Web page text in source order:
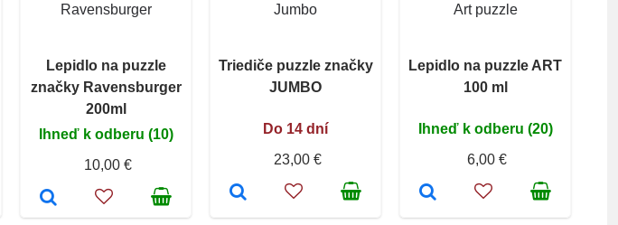
Ravensburger
Lepidlo na puzzle
značky Ravensburger
200ml
Ihneď k odberu (10)
10,00 €
Jumbo
Triediče puzzle značky
JUMBO
Do 14 dní
23,00 €
Art puzzle
Lepidlo na puzzle ART
100 ml
Ihneď k odberu (20)
6,00 €